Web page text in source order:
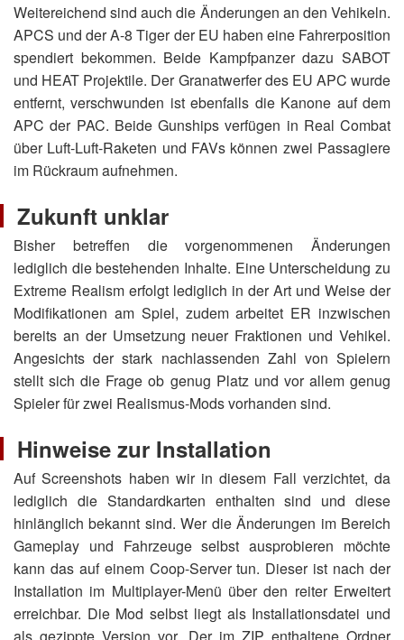
Weitereichend sind auch die Änderungen an den Vehikeln.
APCS und der A-8 Tiger der EU haben eine Fahrerposition
spendiert bekommen. Beide Kampfpanzer dazu SABOT
und HEAT Projektile. Der Granatwerfer des EU APC wurde
entfernt, verschwunden ist ebenfalls die Kanone auf dem
APC der PAC. Beide Gunships verfügen in Real Combat
über Luft-Luft-Raketen und FAVs können zwei Passagiere
im Rückraum aufnehmen.
Zukunft unklar
Bisher betreffen die vorgenommenen Änderungen
lediglich die bestehenden Inhalte. Eine Unterscheidung zu
Extreme Realism erfolgt lediglich in der Art und Weise der
Modifikationen am Spiel, zudem arbeitet ER inzwischen
bereits an der Umsetzung neuer Fraktionen und Vehikel.
Angesichts der stark nachlassenden Zahl von Spielern
stellt sich die Frage ob genug Platz und vor allem genug
Spieler für zwei Realismus-Mods vorhanden sind.
Hinweise zur Installation
Auf Screenshots haben wir in diesem Fall verzichtet, da
lediglich die Standardkarten enthalten sind und diese
hinlänglich bekannt sind. Wer die Änderungen im Bereich
Gameplay und Fahrzeuge selbst ausprobieren möchte
kann das auf einem Coop-Server tun. Dieser ist nach der
Installation im Multiplayer-Menü über den reiter Erweitert
erreichbar. Die Mod selbst liegt als Installationsdatei und